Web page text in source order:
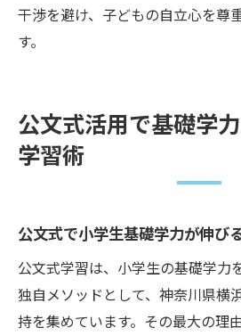
干渉を避け、子どもの自立心を尊
す。
公文式活用で基礎学
学習術
公文式で小学生基礎学力が伸び
公文式学習は、小学生の基礎学力
独自メソッドとして、神奈川県横
持を集めています。その最大の理